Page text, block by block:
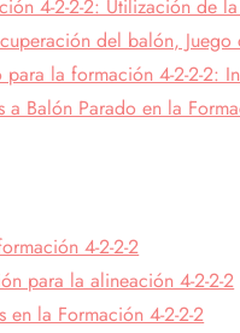
4-2-2-2: Utilización de
del balón,
la formación 4-2-2-2:
a Balón Parado en la
4-2-2-2
para la alineación 4-2-2-2
en la Formación 4-2-2-2